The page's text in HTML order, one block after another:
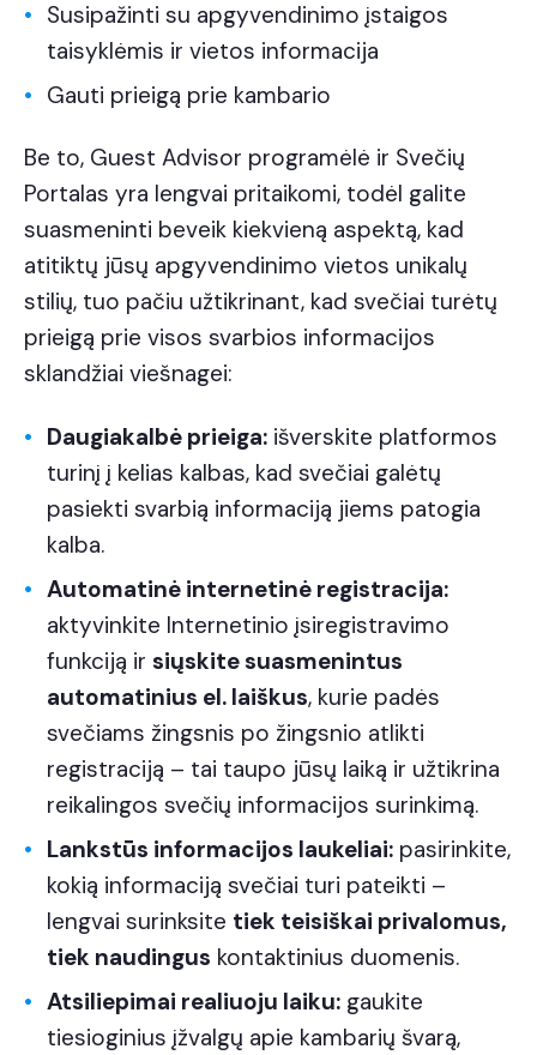
Susipažinti su apgyvendinimo įstaigos
taisyklėmis ir vietos informacija
Gauti prieigą prie kambario
Be to, Guest Advisor programėlė ir Svečių
Portalas yra lengvai pritaikomi, todėl galite
suasmeninti beveik kiekvieną aspektą, kad
atitiktų jūsų apgyvendinimo vietos unikalų
stilių, tuo pačiu užtikrinant, kad svečiai turėtų
prieigą prie visos svarbios informacijos
sklandžiai viešnagei:
Daugiakalbė prieiga: išverskite platformos
turinį į kelias kalbas, kad svečiai galėtų
pasiekti svarbią informaciją jiems patogia
kalba.
Automatinė internetinė registracija:
aktyvinkite Internetinio įsiregistravimo
funkciją ir siųskite suasmenintus
automatinius el. laiškus, kurie padės
svečiams žingsnis po žingsnio atlikti
registraciją – tai taupo jūsų laiką ir užtikrina
reikalingos svečių informacijos surinkimą.
Lankstūs informacijos laukeliai: pasirinkite,
kokią informaciją svečiai turi pateikti –
lengvai surinksite tiek teisiškai privalomus,
tiek naudingus kontaktinius duomenis.
Atsiliepimai realiuoju laiku: gaukite
tiesioginius įžvalgų apie kambarių švarą,